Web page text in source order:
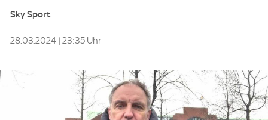
Sky Sport
28.03.2024 | 23:35 Uhr